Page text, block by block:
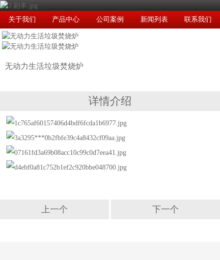
关于我们 产品中心 公司案例 新闻列表 联系我们
无动力生活垃圾焚烧炉
详情介绍
上一个 下一个